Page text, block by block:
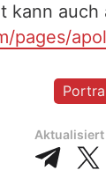
kann
pages/
Aktualisiert